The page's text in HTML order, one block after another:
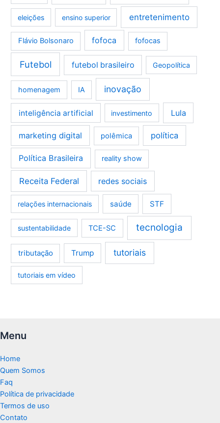
eleições ensino superior entretenimento
Flávio Bolsonaro fofoca fofocas
Futebol futebol brasileiro Geopolítica
homenagem IA inovação
inteligência artificial investimento Lula
marketing digital polêmica política
Política Brasileira reality show
Receita Federal redes sociais
relações internacionais saúde STF
sustentabilidade TCE-SC tecnologia
tributação Trump tutoriais
tutoriais em vídeo
Menu
Home
Quem Somos
Faq
Política de privacidade
Termos de uso
Contato